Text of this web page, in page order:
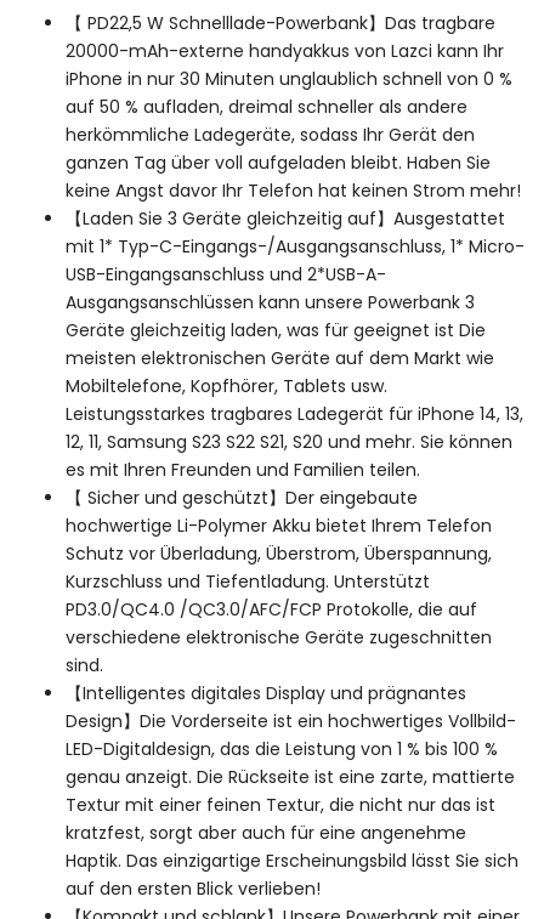
【 PD22,5 W Schnelllade-Powerbank】Das tragbare
20000-mAh-externe handyakkus von Lazci kann Ihr
iPhone in nur 30 Minuten unglaublich schnell von 0 %
auf 50 % aufladen, dreimal schneller als andere
herkömmliche Ladegeräte, sodass Ihr Gerät den
ganzen Tag über voll aufgeladen bleibt. Haben Sie
keine Angst davor Ihr Telefon hat keinen Strom mehr!
【Laden Sie 3 Geräte gleichzeitig auf】Ausgestattet
mit 1* Typ-C-Eingangs-/Ausgangsanschluss, 1* Micro-
USB-Eingangsanschluss und 2*USB-A-
Ausgangsanschlüssen kann unsere Powerbank 3
Geräte gleichzeitig laden, was für geeignet ist Die
meisten elektronischen Geräte auf dem Markt wie
Mobiltelefone, Kopfhörer, Tablets usw.
Leistungsstarkes tragbares Ladegerät für iPhone 14, 13,
12, 11, Samsung S23 S22 S21, S20 und mehr. Sie können
es mit Ihren Freunden und Familien teilen.
【 Sicher und geschützt】Der eingebaute
hochwertige Li-Polymer Akku bietet Ihrem Telefon
Schutz vor Überladung, Überstrom, Überspannung,
Kurzschluss und Tiefentladung. Unterstützt
PD3.0/QC4.0 /QC3.0/AFC/FCP Protokolle, die auf
verschiedene elektronische Geräte zugeschnitten
sind.
【Intelligentes digitales Display und prägnantes
Design】Die Vorderseite ist ein hochwertiges Vollbild-
LED-Digitaldesign, das die Leistung von 1 % bis 100 %
genau anzeigt. Die Rückseite ist eine zarte, mattierte
Textur mit einer feinen Textur, die nicht nur das ist
kratzfest, sorgt aber auch für eine angenehme
Haptik. Das einzigartige Erscheinungsbild lässt Sie sich
auf den ersten Blick verlieben!